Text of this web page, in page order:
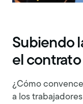
Subiendo
el contrato
¿Cómo
a los